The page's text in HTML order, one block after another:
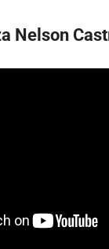
Nelson